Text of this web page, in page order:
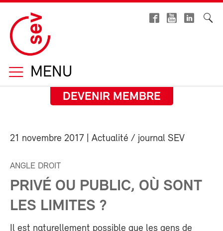
MENU
DEVENIR MEMBRE
21 novembre 2017 | Actualité / journal SEV
ANGLE DROIT
PRIVÉ OU PUBLIC, OÙ SONT
LES LIMITES ?
Il est naturellement possible que les gens de